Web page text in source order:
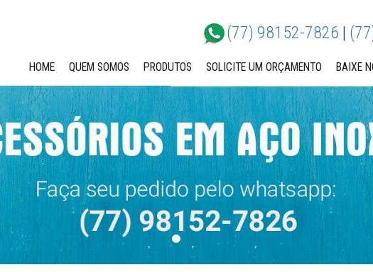
(77) 98152-7826 |
HOME QUEM SOMOS PRODUTOS SOLICITE UM ORÇAMENTO BAIXE